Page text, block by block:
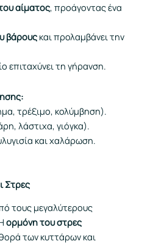
αίματος, προάγοντας ένα
βάρουςκαι προλαμβάνει την
επιταχύνει τη γήρανση.
τρέξιμο, κολύμβηση).
λάστιχα, γιόγκα).
και χαλάρωση.
Στρες
τους μεγαλύτερους
ορμόνη του στρες
των κυττάρων και